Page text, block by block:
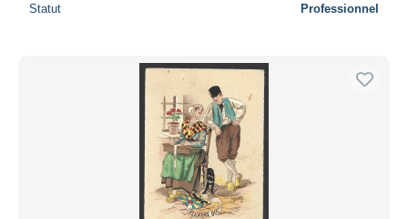
Statut Professionnel